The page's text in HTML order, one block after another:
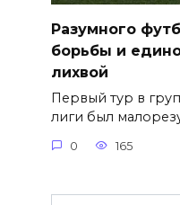
Разумного
борьбы и
лихвой
Первый тур в
лиги был
0 165